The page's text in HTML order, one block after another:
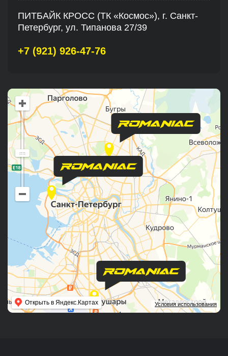
ПИТБАЙК КРОСС (ТК «Космос»), г. Санкт-
Петербург, ул. Типанова 27/39
+7 (921) 926-47-76
Условия использования
Открыть в Яндекс.Картах